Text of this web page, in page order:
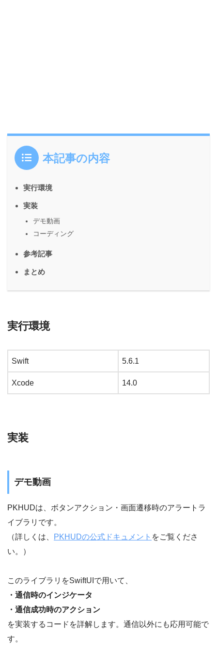
本記事の内容
実行環境
実装
デモ動画
コーディング
参考記事
まとめ
実行環境
Swift 5.6.1
Xcode 14.0
実装
デモ動画
PKHUDは、ボタンアクション・画面遷移時のアラートラ
イブラリです。
（詳しくは、
PKHUDの公式ドキュメント をご覧くださ
い。）
このライブラリをSwiftUIで用いて、
・通信時のインジケータ
・通信成功時のアクション
を実装するコードを詳解します。通信以外にも応用可能で
す。